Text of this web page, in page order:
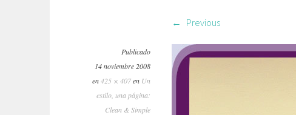
Previous
Publicado
14 noviembre 2008
en425 × 407en Un
estilo, una página:
Clean & Simple